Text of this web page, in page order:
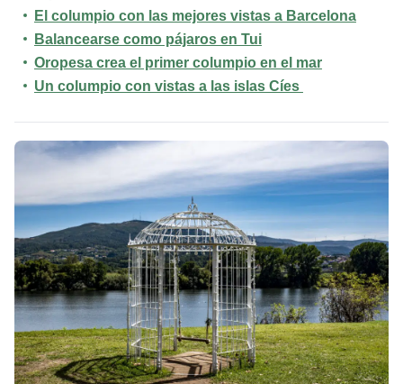
El columpio con las mejores vistas a Barcelona
Balancearse como pájaros en Tui
Oropesa crea el primer columpio en el mar
Un columpio con vistas a las islas Cíes